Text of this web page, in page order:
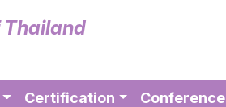
Thailand
Certification Conference